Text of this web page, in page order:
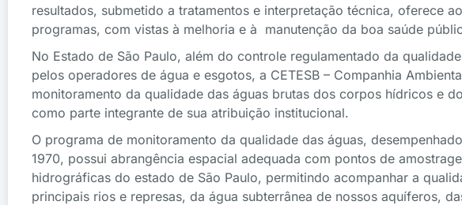
resultados, submetido a tratamentos e interpretação técnica, oferece
programas, com vistas à melhoria e à manutenção da boa saúde
No Estado de São Paulo, além do controle regulamentado da
pelos operadores de água e esgotos, a CETESB – Companhia
monitoramento da qualidade das águas brutas dos corpos hídricos e
como parte integrante de sua atribuição institucional.
O programa de monitoramento da qualidade das águas,
1970, possui abrangência espacial adequada com pontos de
hidrográficas do estado de São Paulo, permitindo acompanhar a
principais rios e represas, da água subterrânea de nossos aquíferos,